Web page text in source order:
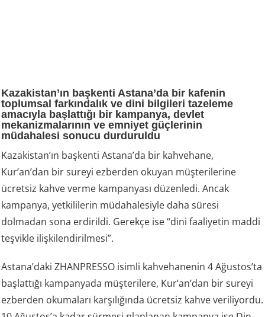
Kazakistan’ın başkenti Astana’da bir kafenin
toplumsal farkındalık ve dini bilgileri tazeleme
amacıyla başlattığı bir kampanya, devlet
mekanizmalarının ve emniyet güçlerinin
müdahalesi sonucu durduruldu
Kazakistan’ın başkenti Astana’da bir kahvehane,
Kur’an’dan bir sureyi ezberden okuyan müşterilerine
ücretsiz kahve verme kampanyası düzenledi. Ancak
kampanya, yetkililerin müdahalesiyle daha süresi
dolmadan sona erdirildi. Gerekçe ise “dini faaliyetin maddi
teşvikle ilişkilendirilmesi”.
Astana’daki ZHANPRESSO isimli kahvehanenin 4 Ağustos’ta
başlattığı kampanyada müşterilere, Kur’an’dan bir sureyi
ezberden okumaları karşılığında ücretsiz kahve veriliyordu.